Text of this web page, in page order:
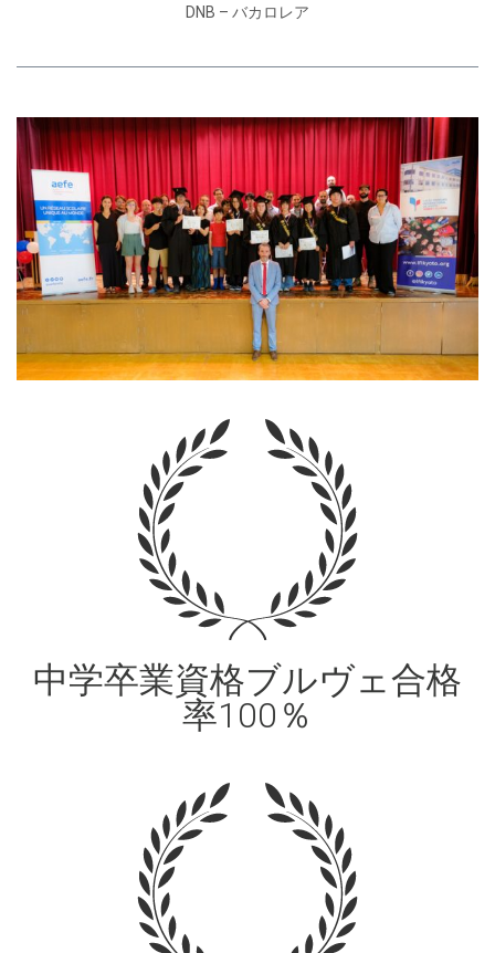
DNB – バカロレア
中学卒業資格ブルヴェ合格
率100％